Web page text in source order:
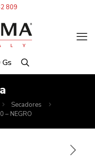
809
Gs
Secadores
– NEGRO